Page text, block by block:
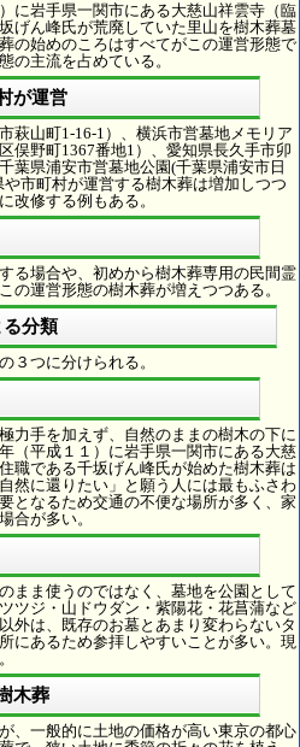
に岩手県一関市にある大慈山祥雲寺（臨
げん峰氏が荒廃していた里山を樹木葬墓
の始めのころはすべてがこの運営形態で
の主流を占めている。
が運営
萩山町1-16-1）、横浜市営墓地メモリア
俣野町1367番地1）、愛知県長久手市卯
葉県浦安市営墓地公園(千葉県浦安市日
市町村が運営する樹木葬は増加しつつ
改修する例もある。
る場合や、初めから樹木葬専用の民間霊
の運営形態の樹木葬が増えつつある。
分類
３つに分けられる。
力手を加えず、自然のままの樹木の下に
（平成１１）に岩手県一関市にある大慈
職である千坂げん峰氏が始めた樹木葬は
然に還りたい」と願う人には最もふさわ
となるため交通の不便な場所が多く、家
合が多い。
まま使うのではなく、墓地を公園として
ツジ・山ドウダン・紫陽花・花菖蒲など
外は、既存のお墓とあまり変わらないタ
にあるため参拝しやすいことが多い。現
木葬
、一般的に土地の価格が高い東京の都心